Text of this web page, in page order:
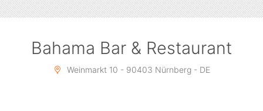
Bahama Bar & Restaurant
Weinmarkt 10 - 90403 Nürnberg - DE